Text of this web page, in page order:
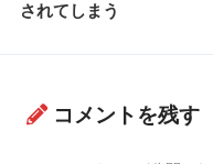
されてしまう
コメントを残す